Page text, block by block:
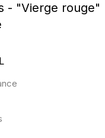
- "Vierge rouge"